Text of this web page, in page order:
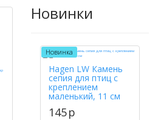
Новинки
Новинка
Hagen LW Камень
сепия для птиц с
креплением
маленький, 11 см
145p